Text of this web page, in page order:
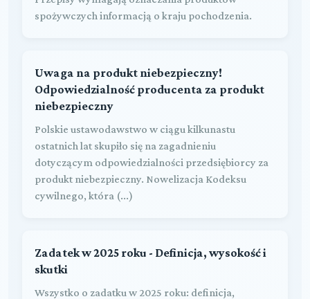
spożywczych informacją o kraju pochodzenia.
Uwaga na produkt niebezpieczny!
Odpowiedzialność producenta za produkt
niebezpieczny
Polskie ustawodawstwo w ciągu kilkunastu
ostatnich lat skupiło się na zagadnieniu
dotyczącym odpowiedzialności przedsiębiorcy za
produkt niebezpieczny. Nowelizacja Kodeksu
cywilnego, która (...)
Zadatek w 2025 roku - Definicja, wysokość i
skutki
Wszystko o zadatku w 2025 roku: definicja,